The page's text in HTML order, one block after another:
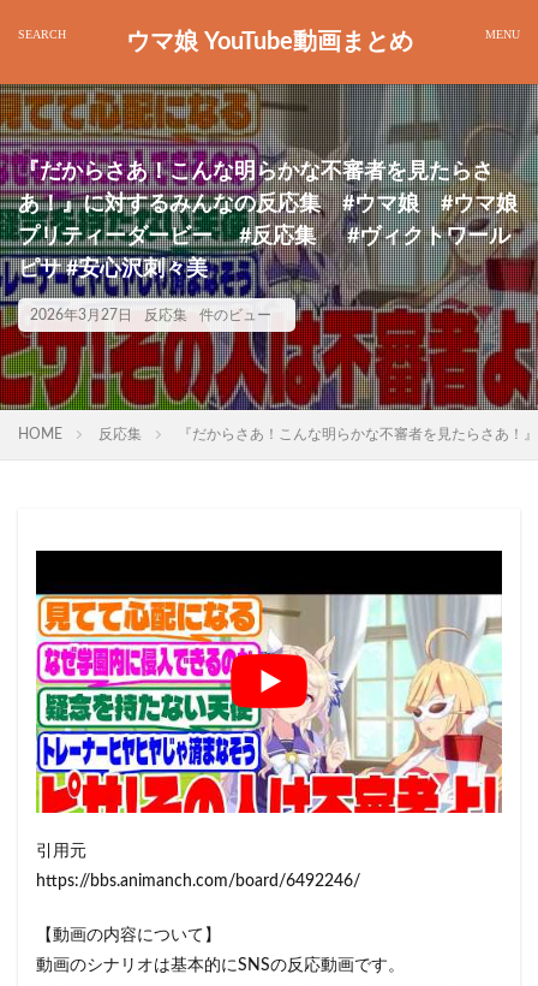
ウマ娘 YouTube動画まとめ
『だからさあ！こんな明らかな不審者を見たらさ
あ！』に対するみんなの反応集 #ウマ娘 #ウマ娘
プリティーダービー #反応集 #ヴィクトワール
ピサ #安心沢刺々美
2026年3月27日 反応集 件のビュー
HOME 反応集 『だからさあ！こんな明らかな不審者を見たらさ
引用元
https://bbs.animanch.com/board/6492246/
【動画の内容について】
動画のシナリオは基本的にSNSの反応動画です。